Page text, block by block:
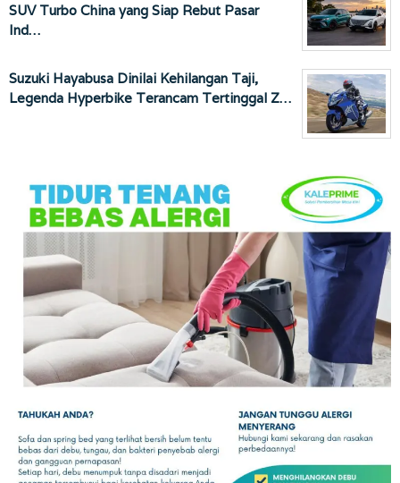
SUV Turbo China yang Siap Rebut Pasar
Ind…
Suzuki Hayabusa Dinilai Kehilangan Taji,
Legenda Hyperbike Terancam Tertinggal Z…